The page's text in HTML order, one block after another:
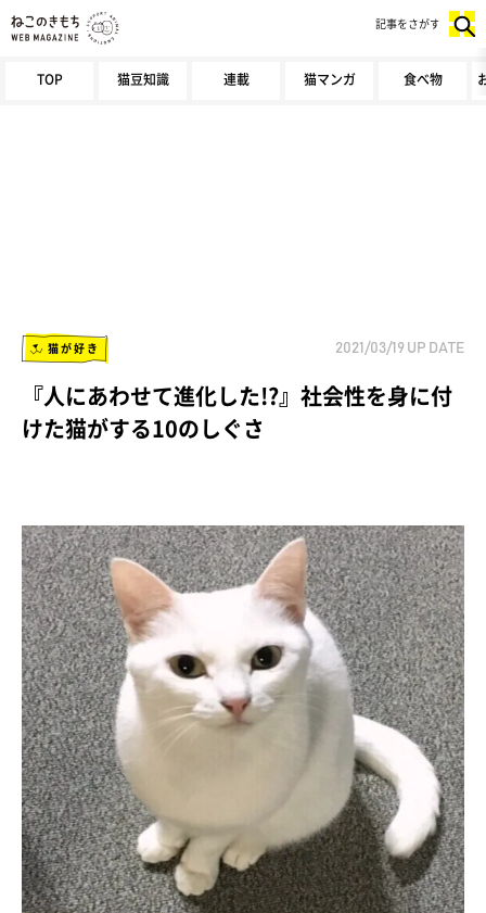
TOP 猫豆知識 連載 猫マンガ 食べ物
記事をさがす
猫が好き 2021/03/19 UP DATE
『人にあわせて進化した!?』社会性を身に付
けた猫がする10のしぐさ